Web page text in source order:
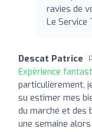
ravies de
Le Service
Descat Patrice
Expérience
particulièrement,
su estimer mes
du marché et des
une semaine